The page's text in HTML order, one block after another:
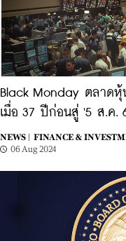
Black Monday ตลาดหุ้
เมื่อ 37 ปีก่อนสู่ '5 ส.ค.
NEWS |
FINANCE &
06 Aug 2024